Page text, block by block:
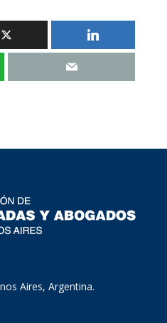
Aires, Argentina.